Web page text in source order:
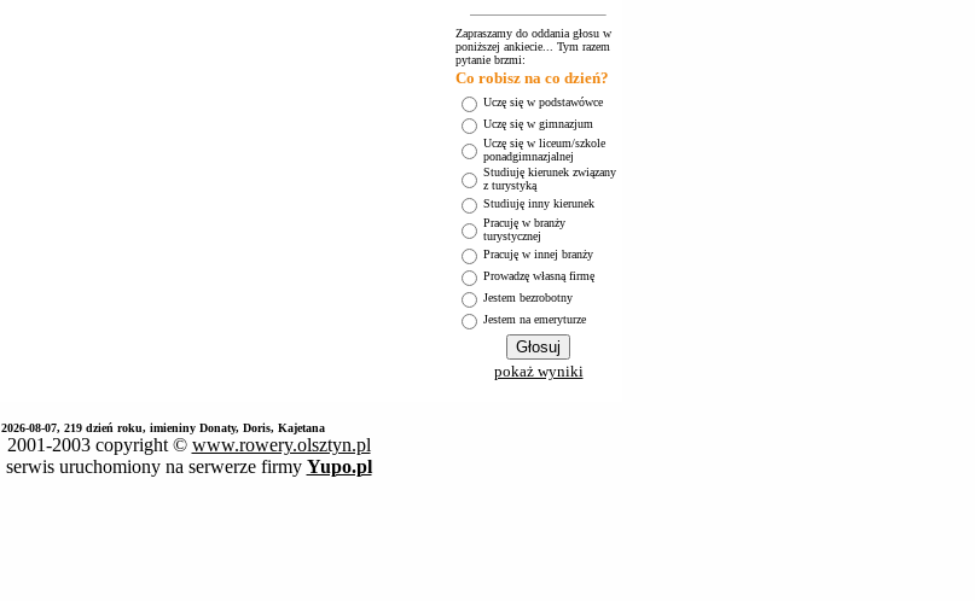
Zapraszamy do oddania głosu w
poniższej ankiecie... Tym razem
pytanie brzmi:
Co robisz na co dzień?
Uczę się w podstawówce
Uczę się w gimnazjum
Uczę się w liceum/szkole
ponadgimnazjalnej
Studiuję kierunek związany
z turystyką
Studiuję inny kierunek
Pracuję w branży
turystycznej
Pracuję w innej branży
Prowadzę własną firmę
Jestem bezrobotny
Jestem na emeryturze
pokaż wyniki
2026-08-07, 219 dzień roku, imieniny Donaty, Doris, Kajetana
2001-2003 copyright © www.rowery.olsztyn.pl
serwis uruchomiony na serwerze firmy Yupo.pl